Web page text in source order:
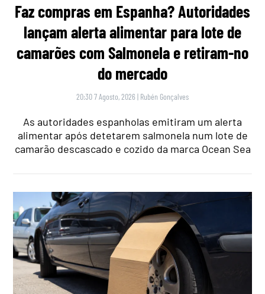
Faz compras em Espanha? Autoridades
lançam alerta alimentar para lote de
camarões com Salmonela e retiram-no
do mercado
20:30 7 Agosto, 2026 | Rubén Gonçalves
As autoridades espanholas emitiram um alerta
alimentar após detetarem salmonela num lote de
camarão descascado e cozido da marca Ocean Sea